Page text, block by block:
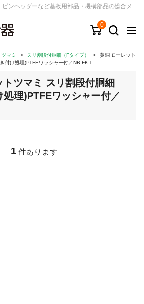
ンヘッダーなど基板用部品・機構部品の総合メ
0
ズ
探す
マミ > スリ割段付胴細（Fタイプ） >
黄銅 ローレット
付け処理)PTFEワッシャー付／NB-FB-T
ツマミ スリ割段付胴細
処理)PTFEワッシャー付／
1 件あります